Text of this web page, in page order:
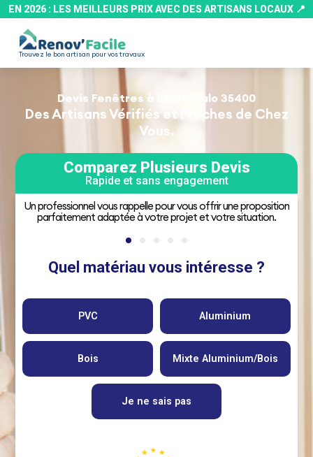
Aller
contenu
EN 2026 : LES MEILLEURS PRIX AVEC DES ARTISANS LOCAUX 📍​
Trouvez le bon artisan pour vos travaux
Devis Fenêtres à Saint-Malo 35400
Des Artisans Vérifiés et Proches de Chez
Vous.
Comparez Plusieurs Devis
Rapide et sans engagement
Un professionnel vous rappelle pour vous offrir une proposition
parfaitement adaptée à votre projet et votre situation.